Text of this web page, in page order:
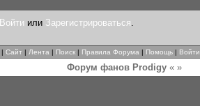
Войти или Зарегистрироваться.
| Сайт | Лента | Поиск | Правила Форума | Помощь | Войти
Форум фанов Prodigy« »